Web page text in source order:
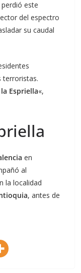
este
del espectro
su caudal
terroristas.
Espriella«,
en
al
la localidad
, antes de